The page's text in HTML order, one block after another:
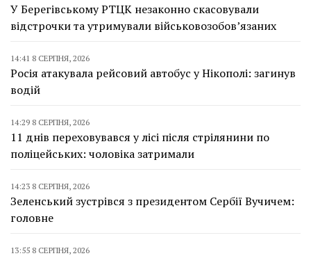
У Берегівському РТЦК незаконно скасовували
відстрочки та утримували військовозобов’язаних
14:41 8 СЕРПНЯ, 2026
Росія атакувала рейсовий автобус у Нікополі: загинув
водій
14:29 8 СЕРПНЯ, 2026
11 днів переховувався у лісі після стрілянини по
поліцейських: чоловіка затримали
14:23 8 СЕРПНЯ, 2026
Зеленський зустрівся з президентом Сербії Вучичем:
головне
13:55 8 СЕРПНЯ, 2026